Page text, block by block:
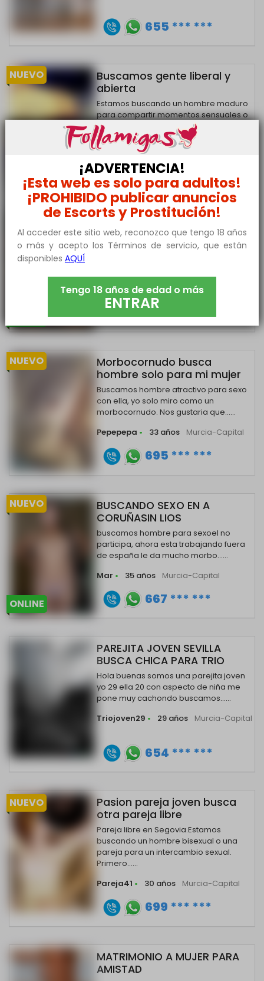
655 *** ***
NUEVO
Buscamos gente liberal y
abierta
Estamos buscando un hombre maduro
para compartir momentos sensuales o
una cita cargada de morbo.Somos......
Pareja28• 28 años Murcia-Capital
655 *** ***
AMO CON SUMISA BUSCA
CHICA O CHICO
Deseo que mi sumisa (23) aprenda a
Sumisa38• 38 años Murcia-Capital
699 *** ***
NUEVO
Morbocornudo busca
hombre solo para mi mujer
Buscamos hombre atractivo para sexo
con ella, yo solo miro como un
morbocornudo. Nos gustaria que......
Pepepepa • 33 años Murcia-Capital
695 *** ***
NUEVO
ONLINE
BUSCANDO SEXO EN A
CORUÑASIN LIOS
buscamos hombre para sexoel no
participa, ahora esta trabajando fuera
de españa le da mucho morbo......
Mar • 35 años Murcia-Capital
667 *** ***
PAREJITA JOVEN SEVILLA
BUSCA CHICA PARA TRIO
Hola buenas somos una parejita joven
yo 29 ella 20 con aspecto de niña me
pone muy cachondo buscamos......
Triojoven29 • 29 años Murcia-Capital
654 *** ***
NUEVO
Pasion pareja joven busca
otra pareja libre
Pareja libre en Segovia.Estamos
buscando un hombre bisexual o una
pareja para un intercambio sexual.
Primero......
Pareja41 • 30 años Murcia-Capital
699 *** ***
MATRIMONIO A MUJER PARA
AMISTAD
¡ADVERTENCIA!
¡Esta web es solo para adultos!
¡PROHIBIDO publicar anuncios
de Escorts y Prostitución!
Al acceder este sitio web, reconozco que tengo 18 años
o más y acepto los Términos de servicio, que están
disponibles AQUÍ
Tengo 18 años de edad o más
ENTRAR